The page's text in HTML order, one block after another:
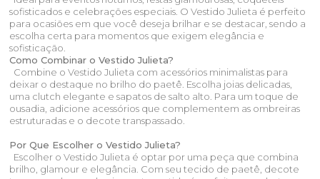
sofisticados e celebrações especiais. O Vestido Julieta é perfeito
para ocasiões em que você deseja brilhar e se destacar, sendo a
escolha certa para momentos que exigem elegância e
sofisticação.
Como Combinar o Vestido Julieta?
Combine o Vestido Julieta com acessórios minimalistas para
deixar o destaque no brilho do paetê. Escolha joias delicadas,
uma clutch elegante e sapatos de salto alto. Para um toque de
ousadia, adicione acessórios que complementem as ombreiras
estruturadas e o decote transpassado.
Por Que Escolher o Vestido Julieta?
Escolher o Vestido Julieta é optar por uma peça que combina
brilho, glamour e elegância. Com seu tecido de paetê, decote